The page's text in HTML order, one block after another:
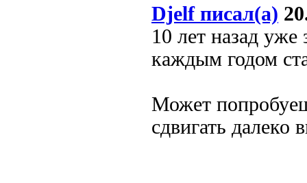
Djelf писал(а)
10 лет назад
каждым годом
Может
сдвигать далеко